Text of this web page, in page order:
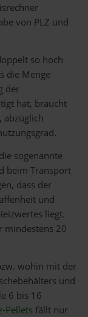
von PLZ und
so hoch
die Menge
der
hat, braucht
abzüglich
sogenannte
beim Transport
dass der
und
liegt.
mindestens 20
wohin mit der
und
6 bis 16
Pelletsfällt nur